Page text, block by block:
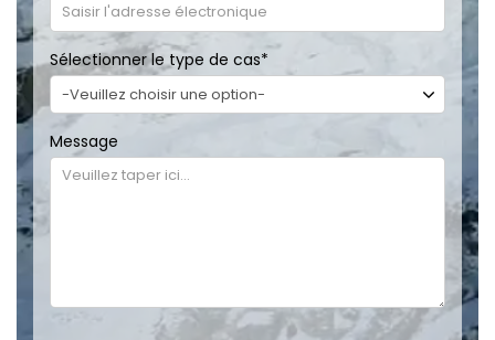
Sélectionner le type de cas*
Message